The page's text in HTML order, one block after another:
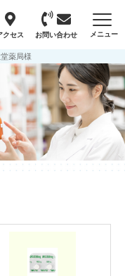
クセス お問い合わせ メニュー
薬局様